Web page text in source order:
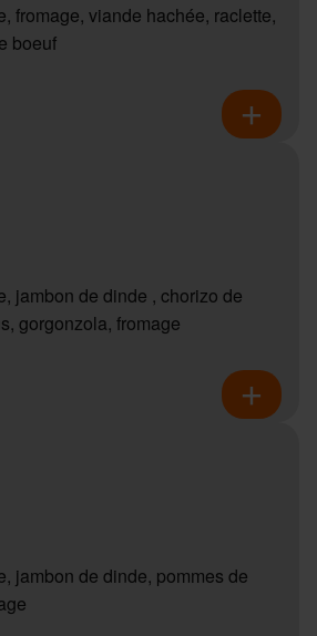
fromage, viande hachée, raclette,
boeuf
jambon de dinde , chorizo de
gorgonzola, fromage
jambon de dinde, pommes de